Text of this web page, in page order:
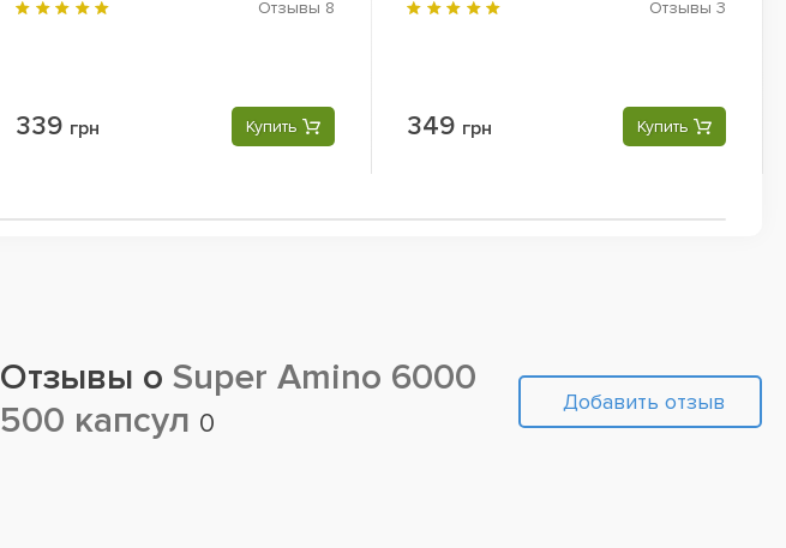
Отзывы 8
339 грн Купить
Отзывы 3
349 грн Купить
Отзывы о Super Amino 6000
500 капсул 0
Добавить отзыв